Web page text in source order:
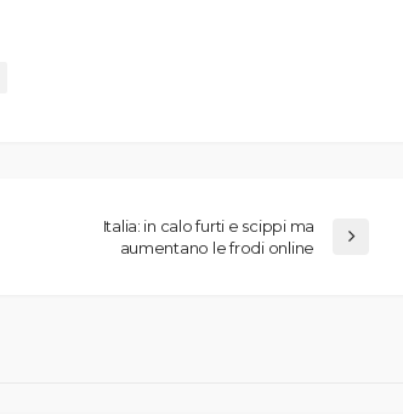
Italia: in calo furti e scippi ma
aumentano le frodi online